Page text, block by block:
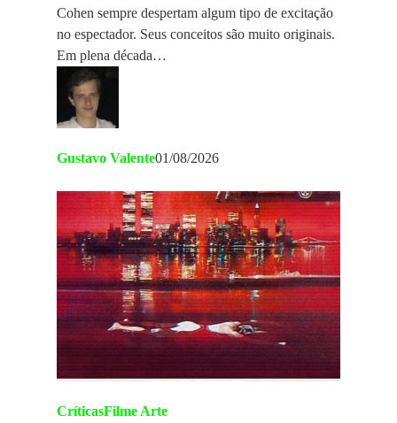
Cohen sempre despertam algum tipo de excitação
no espectador. Seus conceitos são muito originais.
Em plena década…
Gustavo Valente01/08/2026
CríticasFilme Arte